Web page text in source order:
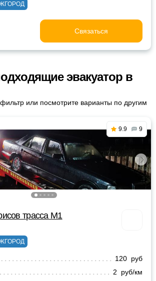
Связаться
эвакуатор в
или посмотрите варианты по другим
9.9 9
трасса М1
120 руб
2 руб/км